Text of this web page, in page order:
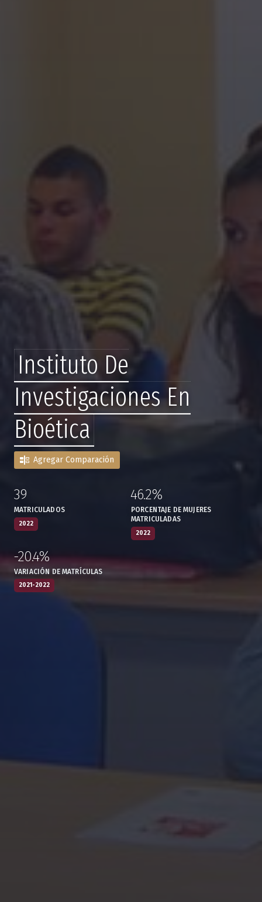
Instituto De
Investigaciones En
Bioética
Agregar Comparación
2022
:39
MATRICULADOS
2022
:
46.2%
PORCENTAJE DE MUJERES
MATRICULADAS
2021-2022
:
-20.4%
VARIACIÓN DE MATRÍCULAS